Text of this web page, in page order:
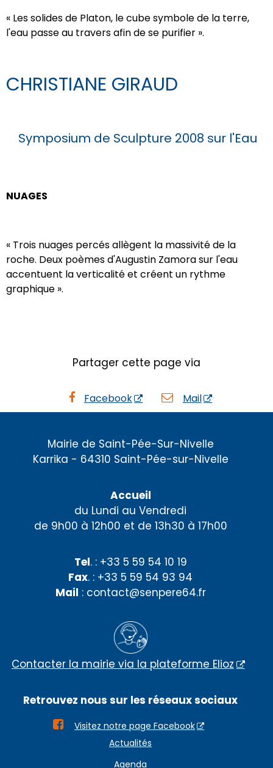
« Les solides de Platon, le cube symbolede la terre,
l'eau passe au travers afin de se purifier ».
CHRISTIANE GIRAUD
Symposium de Sculpture 2008 sur l'Eau
NUAGES
« Trois nuages percés allègent la massivité de la
roche. Deux poèmes d'Augustin Zamora sur l'eau
accentuent la verticalité et créent un rythme
graphique ».
Partager cette page via
Facebook Mail
Mairie de Saint-Pée-Sur-Nivelle
Karrika - 64310 Saint-Pée-sur-Nivelle
Accueil
du Lundi au Vendredi
de 9h00 à 12h00 et de 13h30 à 17h00
Tel. : +33 5 59 54 10 19
Fax. : +33 5 59 54 93 94
Mail : contact@senpere64.fr
Contacter la mairie via la plateforme Elioz
Retrouvez nous sur les réseaux sociaux

Visitez notre page Facebook
Actualités
Agenda